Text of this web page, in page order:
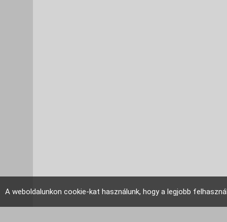
A weboldalunkon cookie-kat használunk, hogy a legjobb